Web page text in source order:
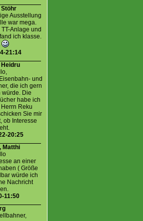
Ausstellung
war mega.
Anlage und
ich klasse.
21:14
Heidru
und
die ich gern
würde. Die
habe ich
Reku
Sie mir
ob Interesse
20:25
Matthi
an einer
( Größe
würde ich
Nachricht
11:50